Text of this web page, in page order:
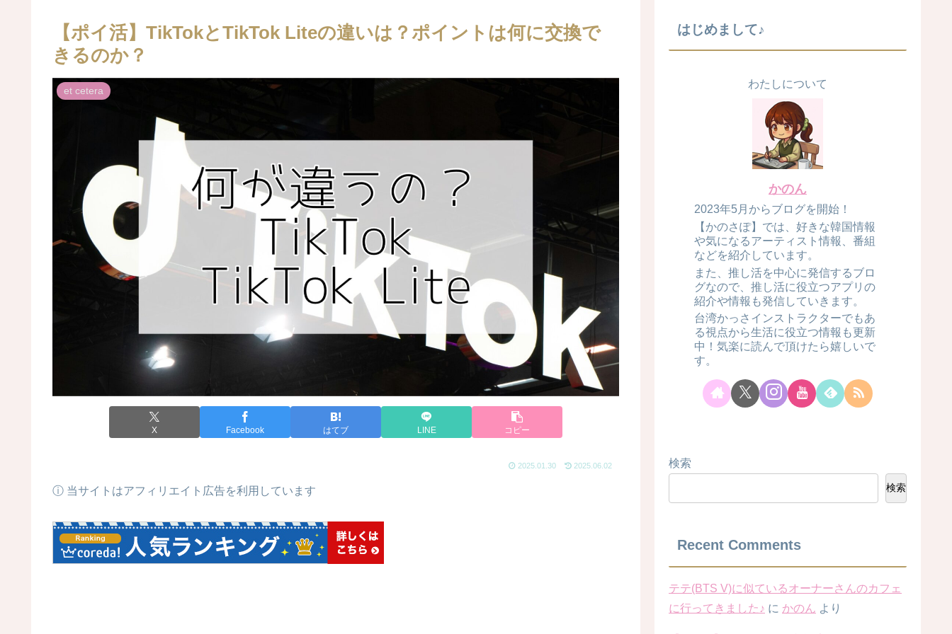
【ポイ活】TikTokとTikTok Liteの違いは？ポイントは何に交換で
きるのか？
et cetera
X Facebook はてブ LINE コピー
2025.01.30 2025.06.02
ⓘ 当サイトはアフィリエイト広告を利用しています
はじめまして♪
わたしについて
かのん
2023年5月からブログを開始！
【かのさぽ】では、好きな韓国情報
や気になるアーティスト情報、番組
などを紹介しています。
また、推し活を中心に発信するブロ
グなので、推し活に役立つアプリの
紹介や情報も発信していきます。
台湾かっさインストラクターでもあ
る視点から生活に役立つ情報も更新
中！気楽に読んで頂けたら嬉しいで
す。
検索
検索
Recent Comments
テテ(BTS V)に似ているオーナーさんのカフェ
に行ってきました♪ に かのん より